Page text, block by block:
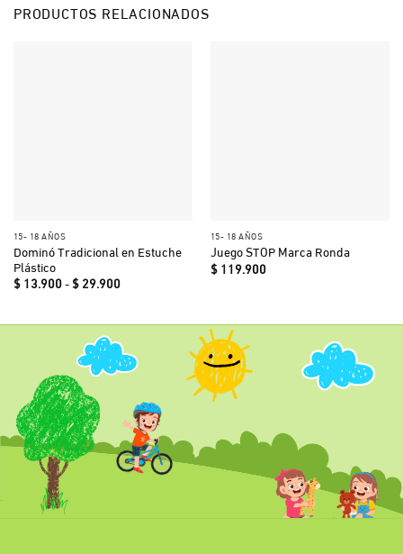
PRODUCTOS RELACIONADOS
15- 18 AÑOS
Dominó Tradicional en Estuche
Plástico
$13.900- $29.900Rango
de
$ 13.900
hasta
$ 29.900
15- 18 AÑOS
Juego STOP Marca Ronda
$119.900